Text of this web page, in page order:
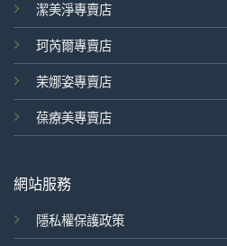
潔美淨專賣店
珂芮爾專賣店
茉娜姿專賣店
葆療美專賣店
網站服務
隱私權保護政策